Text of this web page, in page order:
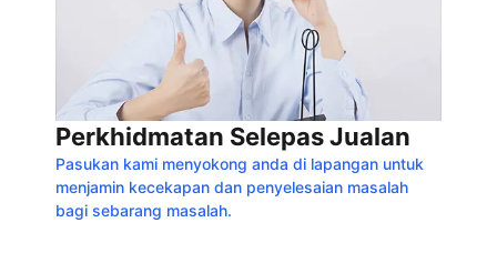
Perkhidmatan Selepas Jualan
Pasukan kami menyokong anda di lapangan untuk
menjamin kecekapan dan penyelesaian masalah
bagi sebarang masalah.